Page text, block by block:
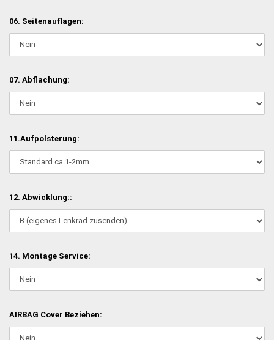
06. Seitenauflagen:
07. Abflachung:
11.Aufpolsterung:
12. Abwicklung::
14. Montage Service:
AIRBAG Cover Beziehen: